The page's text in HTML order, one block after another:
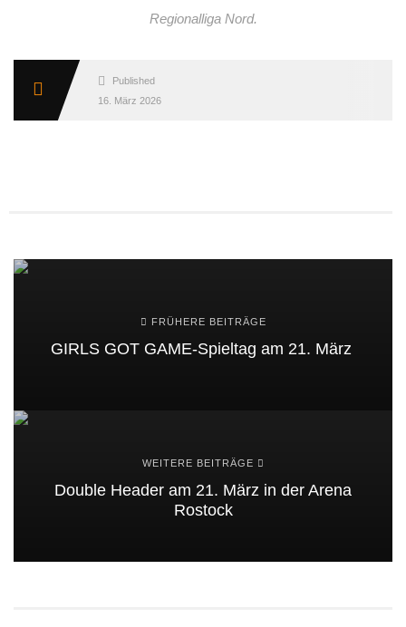
Regionalliga Nord.
Published
16. März 2026
FRÜHERE BEITRÄGE
GIRLS GOT GAME-Spieltag am 21. März
WEITERE BEITRÄGE
Double Header am 21. März in der Arena
Rostock